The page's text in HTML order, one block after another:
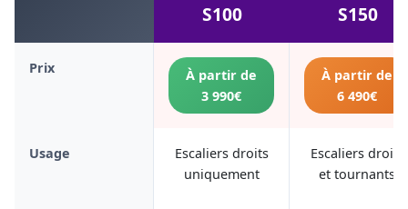
S100
S150
Prix
À partir de
3 990€
À partir de
6 490€
Usage
Escaliers droits
uniquement
Escaliers droits
et tournants